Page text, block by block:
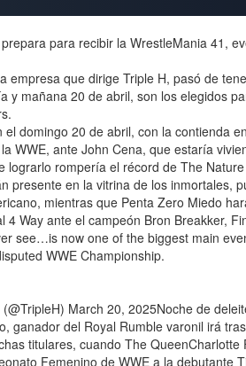
para recibir la WrestleMania 41,
empresa que dirige Triple H, pasó de
y mañana 20 de abril, son los elegidos
domingo 20 de abril, con la contienda
WWE, ante John Cena, que estaría
lograrlo rompería el récord de The
presente en la vitrina de los inmortales,
mientras que Penta Zero Miedo
4 Way ante el campeón Bron Breakker,
see…is now one of the biggest main
WWE Championship.
March 20, 2025Noche de
ganador del Royal Rumble varonil irá
titulares, cuando The
Femenino de WWE a la debutante